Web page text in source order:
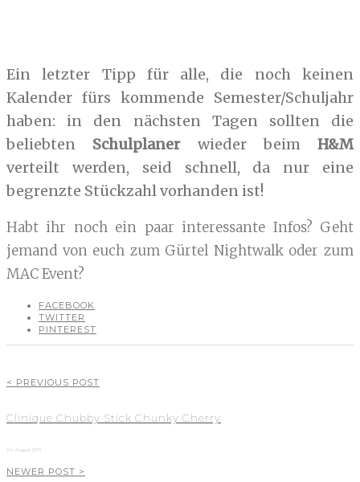
Ein letzter Tipp für alle, die noch keinen
Kalender fürs kommende Semester/Schuljahr
haben: in den nächsten Tagen sollten die
beliebten Schulplanerwieder beim H&M
verteilt werden, seid schnell, da nur eine
begrenzte Stückzahl vorhanden ist!
Habt ihr noch ein paar interessante Infos? Geht
jemand von euch zum Gürtel Nightwalk oder zum
MAC Event?
FACEBOOK
TWITTER
PINTEREST
< PREVIOUS POST
Clinique Chubby Stick Chunky Cherry
24. August 2011
NEWER POST >